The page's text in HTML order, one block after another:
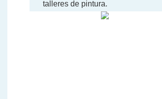
talleres de pintura.